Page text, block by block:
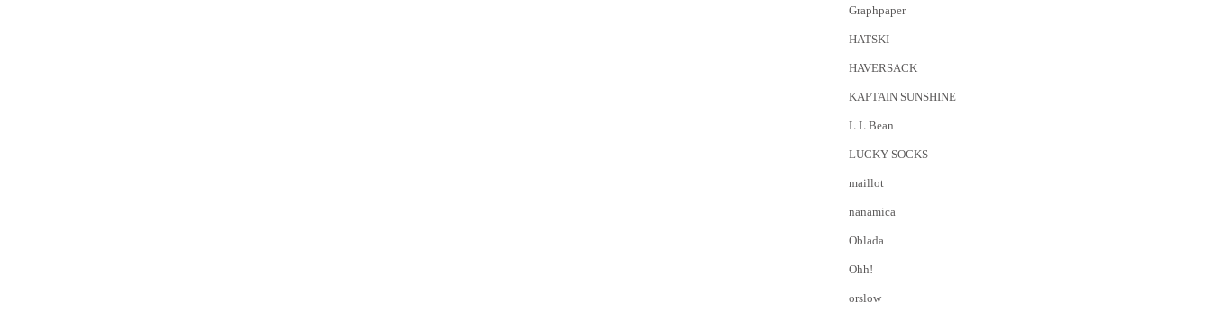
Graphpaper
HATSKI
HAVERSACK
KAPTAIN SUNSHINE
L.L.Bean
LUCKY SOCKS
maillot
nanamica
Oblada
Ohh!
orslow